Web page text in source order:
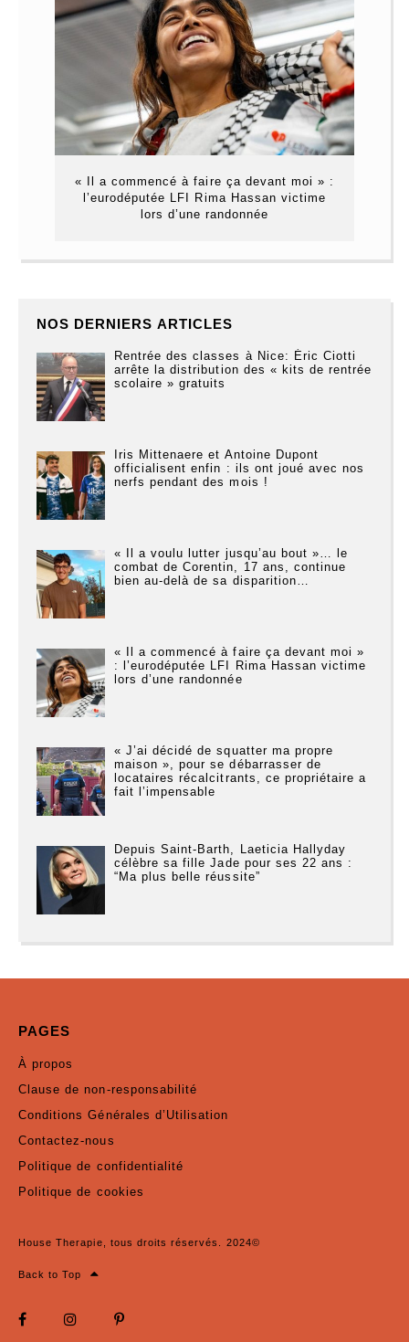
« Il a commencé à faire ça devant moi » :
l’eurodéputée LFI Rima Hassan victime
lors d’une randonnée
NOS DERNIERS ARTICLES
Rentrée des classes à Nice: Éric Ciotti
arrête la distribution des « kits de rentrée
scolaire » gratuits
Iris Mittenaere et Antoine Dupont
officialisent enfin : ils ont joué avec nos
nerfs pendant des mois !
« Il a voulu lutter jusqu’au bout »… le
combat de Corentin, 17 ans, continue
bien au-delà de sa disparition…
« Il a commencé à faire ça devant moi »
: l’eurodéputée LFI Rima Hassan victime
lors d’une randonnée
« J’ai décidé de squatter ma propre
maison », pour se débarrasser de
locataires récalcitrants, ce propriétaire a
fait l’impensable
Depuis Saint-Barth, Laeticia Hallyday
célèbre sa fille Jade pour ses 22 ans :
“Ma plus belle réussite”
PAGES
À propos
Clause de non-responsabilité
Conditions Générales d’Utilisation
Contactez-nous
Politique de confidentialité
Politique de cookies
House Therapie, tous droits réservés. 2024©
Back to Top